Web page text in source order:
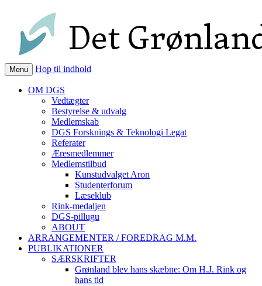
Det Grønlandske Selskab
grønland
Menu Hop til indhold
OM DGS
Vedtægter
Bestyrelse & udvalg
Medlemskab
DGS Forsknings & Teknologi Legat
Referater
Æresmedlemmer
Medlemstilbud
Kunstudvalget Aron
Studenterforum
Læseklub
Rink-medaljen
DGS-pillugu
ABOUT
ARRANGEMENTER / FOREDRAG M.M.
PUBLIKATIONER
SÆRSKRIFTER
Grønland blev hans skæbne: Om H.J. Rink og
hans tid